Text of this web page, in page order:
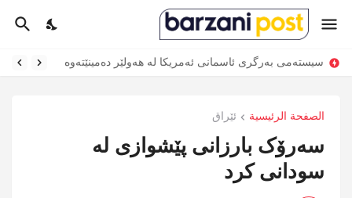
سیستەمی بەرگری ئاسمانی ئەمریکا لە هەولێر دەمینێتەوە
الصفحة الرئيسية ئێراق
سەرۆک بارزانی پێشوازی لە
سودانی کرد